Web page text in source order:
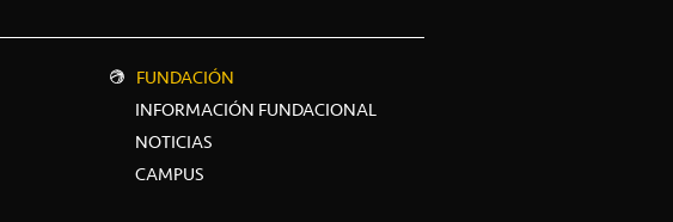
FUNDACIÓN
INFORMACIÓN FUNDACIONAL
NOTICIAS
CAMPUS